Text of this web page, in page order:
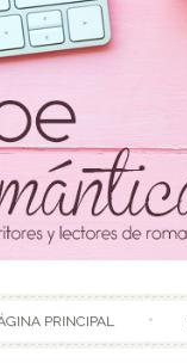
PRINCIPAL